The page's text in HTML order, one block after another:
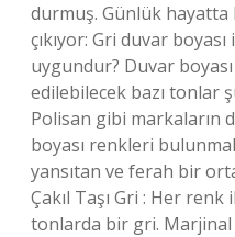
durmuş. Günlük hayatta
çıkıyor: Gri duvar
uygundur? Duvar
edilebilecek bazı tonlar
Polisan gibi markaların
boyası renkleri
yansıtan ve ferah bir
Çakıl Taşı Gri : Her
tonlarda bir gri. Marjinal